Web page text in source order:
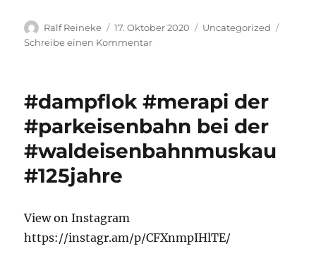
Autor
Ralf Reineke
Veröffentlicht
am
17. Oktober 2020 Kategorien
Uncategorized
Schreibe einen Kommentarzu
#soeg
der
Fahrt
von
#dampflok #merapi der
#parkeisenbahn bei der
#waldeisenbahnmuskau
#125jahre
View on Instagram
https://instagr.am/p/CFXnmpIHlTE/